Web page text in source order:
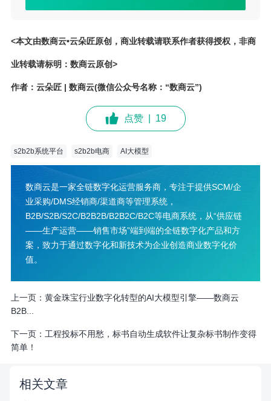
<本文由数商云•云朵匠原创，商业转载请联系作者获得授权，非商
业转载请标明：数商云原创>
作者：云朵匠 | 数商云(微信公众号名称：“数商云”)
点赞 19
s2b2b系统平台 s2b2b电商 AI大模型
数商云是一家全链数字化运营服务商，专注于提供SCM/企
业采购/DMS经销商/渠道商等管理系统，
B2B/S2B/S2C/B2B2B/B2B2C/B2C等电商系统，从“供应链
——生产运营——销售市场”端到端的全链数字化产品和方
案，致力于通过数字化和新技术为企业创造商业数字化价
值。
上一页： 黄金珠宝行业数字化转型的AI大模型引擎——数商云
B2B...
下一页： 工程投标不用愁，标书自动生成软件让复杂标书制作变得
简单！
相关文章